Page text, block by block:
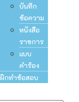
บันทึก
ข้อความ
หนังสือ
ราชการ
แบบ
คำร้อง
ฝึกทำข้อสอบ